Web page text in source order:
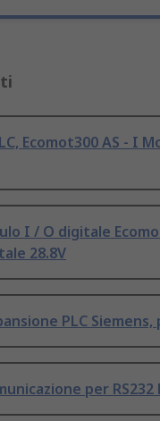
Ecomot300 AS - I
I / O digitale
28.8V
PLC Siemens,
per RS232